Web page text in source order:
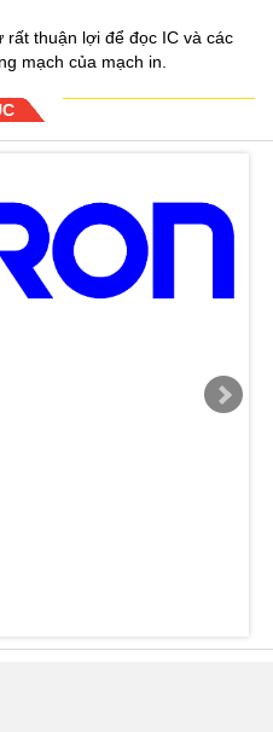
thuận lợi để đọc IC và các
mạch của mạch in.